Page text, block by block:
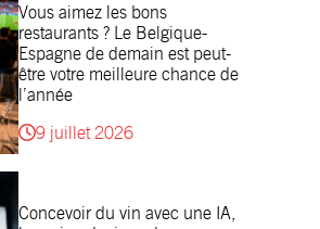
Vous aimez les bons
restaurants ? Le Belgique-
Espagne de demain est peut-
être votre meilleure chance de
l’année
9 juillet 2026
Concevoir du vin avec une IA,